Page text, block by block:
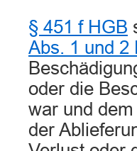
§ 451 f HGB
Abs. 1 und 2
oder die
war und
der